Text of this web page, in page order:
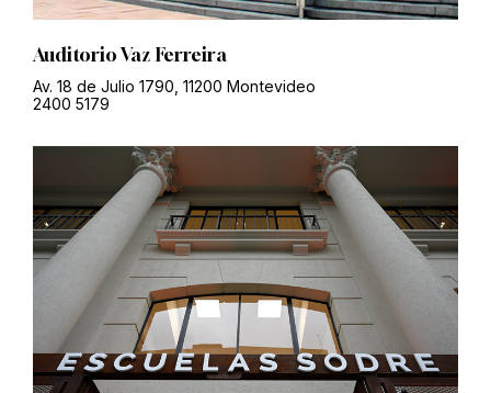
Auditorio Vaz Ferreira
Av. 18 de Julio 1790, 11200 Montevideo
2400 5179